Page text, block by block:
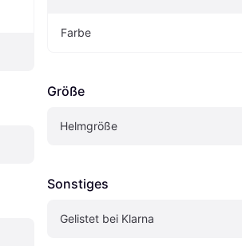
Farbe
Größe
Helmgröße
Sonstiges
Gelistet bei Klarna